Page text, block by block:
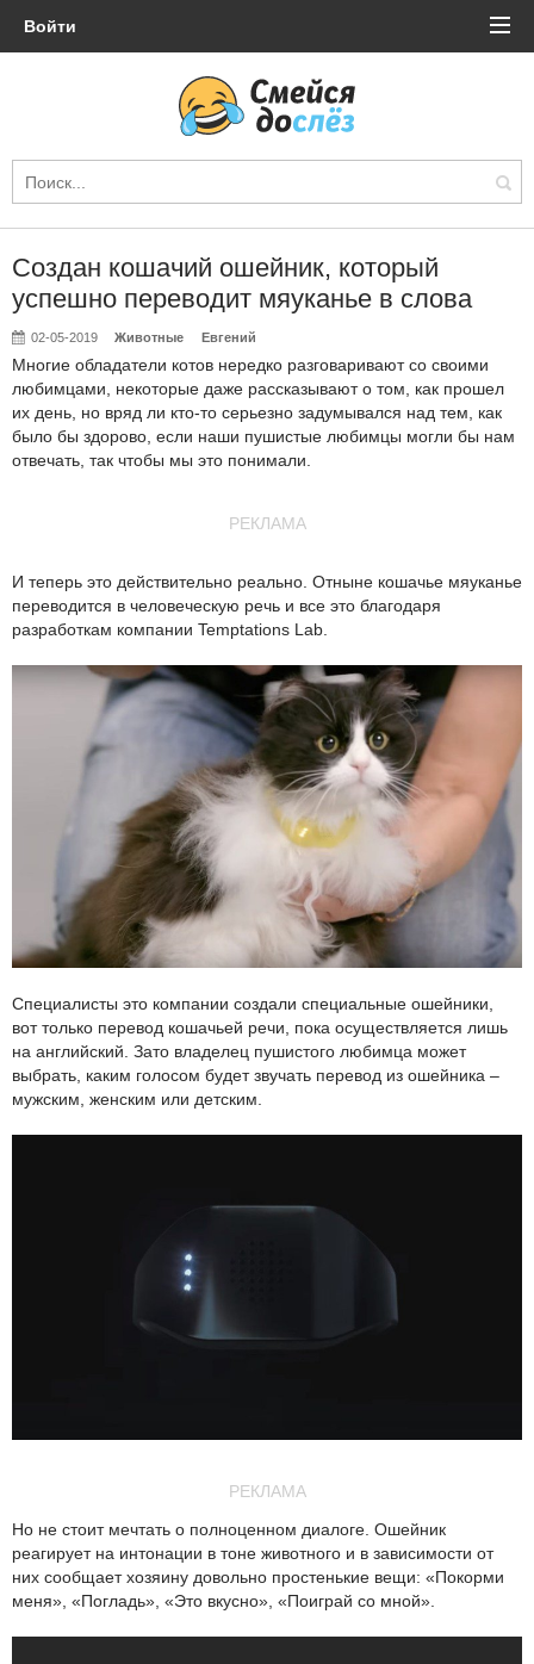
Войти
Создан кошачий ошейник, который
успешно переводит мяуканье в слова
02-05-2019 Животные Евгений
Многие обладатели котов нередко разговаривают со своими
любимцами, некоторые даже рассказывают о том, как прошел
их день, но вряд ли кто-то серьезно задумывался над тем, как
было бы здорово, если наши пушистые любимцы могли бы нам
отвечать, так чтобы мы это понимали.
РЕКЛАМА
И теперь это действительно реально. Отныне кошачье мяуканье
переводится в человеческую речь и все это благодаря
разработкам компании Temptations Lab.
Специалисты это компании создали специальные ошейники,
вот только перевод кошачьей речи, пока осуществляется лишь
на английский. Зато владелец пушистого любимца может
выбрать, каким голосом будет звучать перевод из ошейника –
мужским, женским или детским.
РЕКЛАМА
Но не стоит мечтать о полноценном диалоге. Ошейник
реагирует на интонации в тоне животного и в зависимости от
них сообщает хозяину довольно простенькие вещи: «Покорми
меня», «Погладь», «Это вкусно», «Поиграй со мной».